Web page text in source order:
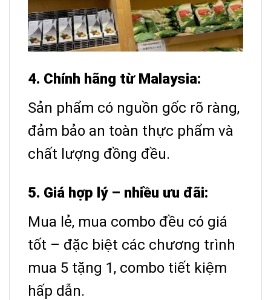
4. Chính hãng từ Malaysia:
Sản phẩm có nguồn gốc rõ ràng,
đảm bảo an toàn thực phẩm và
chất lượng đồng đều.
5. Giá hợp lý – nhiều ưu đãi:
Mua lẻ, mua combo đều có giá
tốt – đặc biệt các chương trình
mua 5 tặng 1, combo tiết kiệm
hấp dẫn.